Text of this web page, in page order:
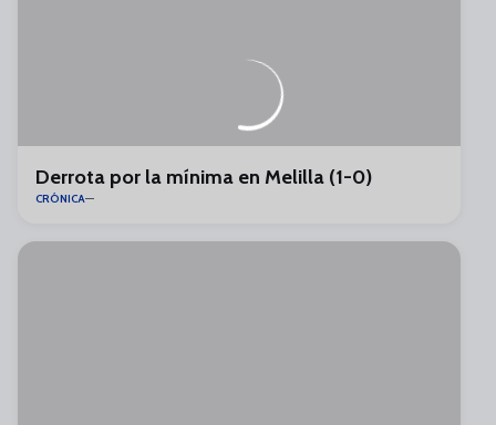
Derrota por la mínima en Melilla (1-0)
CRÓNICA